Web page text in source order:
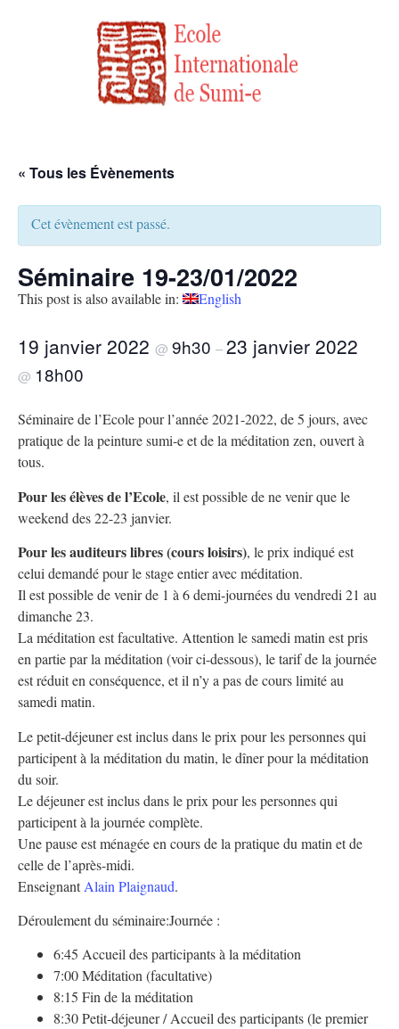
« Tous les Évènements
Cet évènement est passé.
Séminaire 19-23/01/2022
This post is also available in: English
19 janvier 2022 @ 9h30 –23 janvier 2022
@ 18h00
Séminaire de l’Ecole pour l’année 2021-2022, de 5 jours, avec
pratique de la peinture sumi-e et de la méditation zen, ouvert à
tous.
Pour les élèves de l’Ecole, il est possible de ne venir que le
weekend des 22-23 janvier.
Pour les auditeurs libres (cours loisirs), le prix indiqué est
celui demandé pour le stage entier avec méditation.
Il est possible de venir de 1 à 6 demi-journées du vendredi 21 au
dimanche 23.
La méditation est facultative. Attention le samedi matin est pris
en partie par la méditation (voir ci-dessous), le tarif de la journée
est réduit en conséquence, et il n’y a pas de cours limité au
samedi matin.
Le petit-déjeuner est inclus dans le prix pour les personnes qui
participent à la méditation du matin, le dîner pour la méditation
du soir.
Le déjeuner est inclus dans le prix pour les personnes qui
participent à la journée complète.
Une pause est ménagée en cours de la pratique du matin et de
celle de l’après-midi.
EnseignantAlain Plaignaud.
Déroulement du séminaire:Journée :
6:45 Accueil des participants à la méditation
7:00 Méditation (facultative)
8:15 Fin de la méditation
8:30 Petit-déjeuner / Accueil des participants (le premier